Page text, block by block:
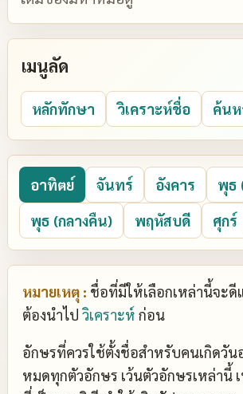
เมนูลัด
หลักทักษา วิเคราะห์ชื่อ ค้น
อาทิตย์ จันทร์ อังคาร
พุธ
พุธ (กลางคืน)
พฤหัสบดี ศุกร์
หมายเหตุ : ชื่อที่มีให้เลือกเหล่านี้จะ
ต้องนำไป วิเคราะห์ ก่อน
อักษรที่ควรใช้ตั้งชื่อสำหรับคนเกิดวัน
หมดทุกตัวอักษร เว้นตัวอักษรเหล่านี้